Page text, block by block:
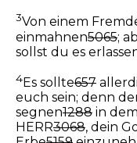
3Von einem
einmahnen5065;
sollst du es
4Es sollte657
euch sein; denn
segnen1288 in
HERR3068, dein